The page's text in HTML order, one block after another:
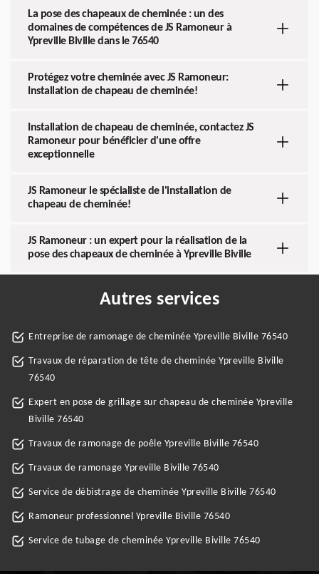
La pose des chapeaux de cheminée : un des
domaines de compétences de JS Ramoneur à
Ypreville Biville dans le 76540
Protégez votre cheminée avec JS Ramoneur:
Installation de chapeau de cheminée!
Installation de chapeau de cheminée, contactez JS
Ramoneur pour bénéficier d'une offre
exceptionnelle
JS Ramoneur le spécialiste de l'installation de
chapeau de cheminée!
JS Ramoneur : un expert pour la réalisation de la
pose des chapeaux de cheminée à Ypreville Biville
Autres services
Entreprise de ramonage de cheminée Ypreville Biville 76540
Travaux de réparation de tête de cheminée Ypreville Biville
76540
Expert en pose de grillage sur chapeau de cheminée Ypreville
Biville 76540
Travaux de ramonage de poêle Ypreville Biville 76540
Travaux de ramonage Ypreville Biville 76540
Service de débistrage de cheminée Ypreville Biville 76540
Ramoneur professionnel Ypreville Biville 76540
Service de tubage de cheminée Ypreville Biville 76540